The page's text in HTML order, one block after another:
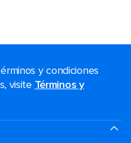
y condiciones
visite Términos y